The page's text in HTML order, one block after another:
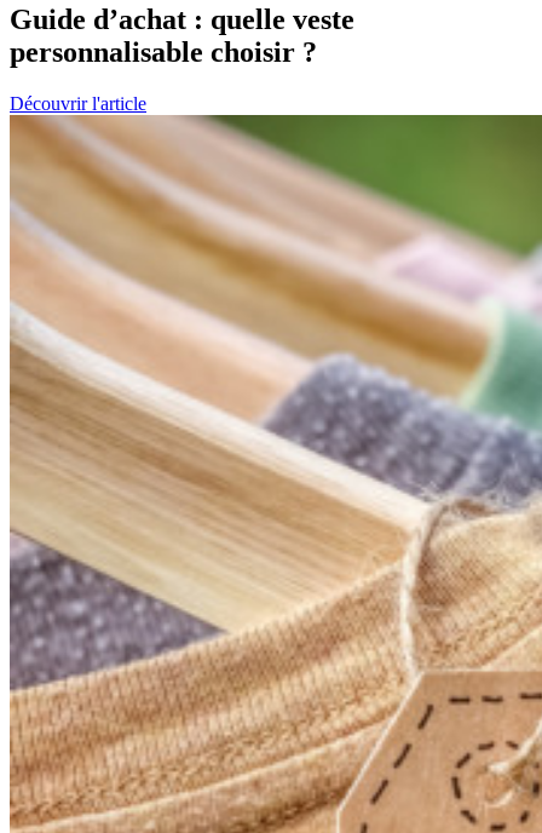
Guide d’achat : quelle veste
personnalisable choisir ?
Découvrir l'article